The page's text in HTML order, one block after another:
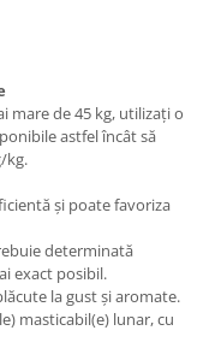
mare de 45 kg, utilizați o
astfel încât să
kg.
și poate favoriza
determinată
exact posibil.
la gust și aromate.
masticabil(e) lunar, cu